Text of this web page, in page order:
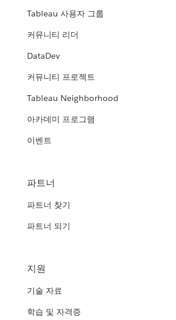
Tableau 사용자 그룹
커뮤니티 리더
DataDev
커뮤니티 프로젝트
Tableau Neighborhood
아카데미 프로그램
이벤트
파트너
파트너 찾기
파트너 되기
지원
기술 자료
학습 및 자격증